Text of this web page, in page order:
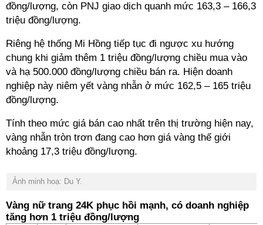
đồng/lượng, còn PNJ giao dịch quanh mức 163,3 – 166,3
triệu đồng/lượng.
Riêng hệ thống Mi Hồng tiếp tục đi ngược xu hướng
chung khi giảm thêm 1 triệu đồng/lượng chiều mua vào
và hạ 500.000 đồng/lượng chiều bán ra. Hiện doanh
nghiệp này niêm yết vàng nhẫn ở mức 162,5 – 165 triệu
đồng/lượng.
Tính theo mức giá bán cao nhất trên thị trường hiện nay,
vàng nhẫn tròn trơn đang cao hơn giá vàng thế giới
khoảng 17,3 triệu đồng/lượng.
Ảnh minh hoạ: Du Y.
Vàng nữ trang 24K phục hồi mạnh, có doanh nghiệp
tăng hơn 1 triệu đồng/lượng